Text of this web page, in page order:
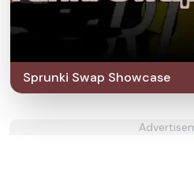
Sprunki Swap Showcase